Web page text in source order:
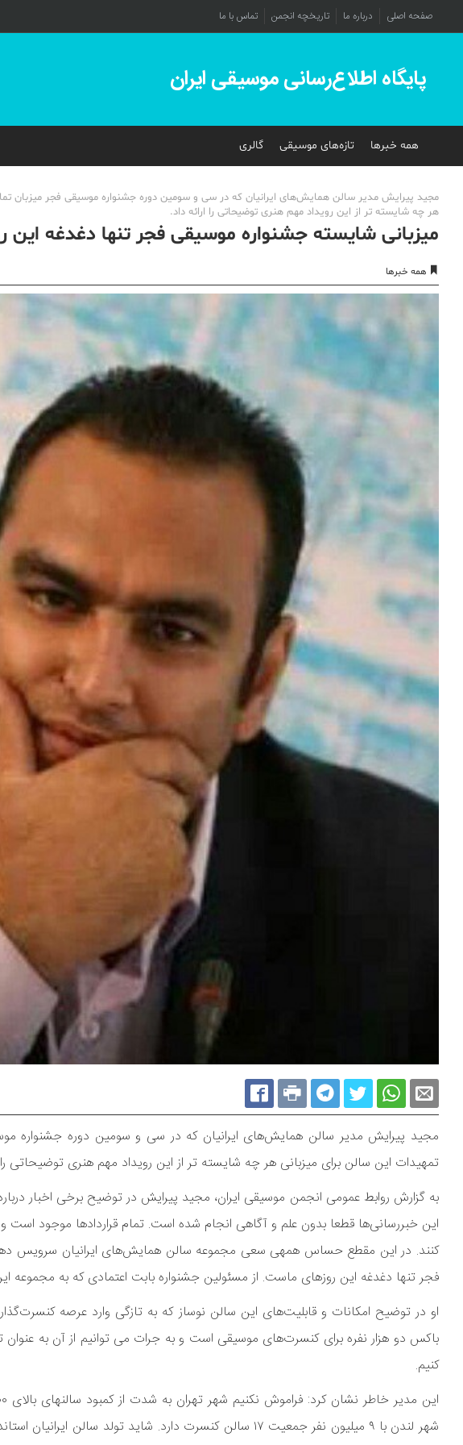
صفحه اصلی درباره ما تاریخچه انجمن تماس با ما
پایگاه اطلاع‌رسانی موسیقی ایران
همه خبرها تازه‌های موسیقی گالری
مجید پیرایش مدیر سالن همایش‌های ایرانیان که در سی و سومین دوره جشنواره موسیقی فجر میزبان
هر چه شایسته تر از این رویداد مهم هنری توضیحاتی را ارائه داد.
میزبانی شایسته جشنواره موسیقی فجر تنها دغدغه
همه خبرها
مجید پیرایش مدیر سالن همایش‌های ایرانیان که در سی و سومین دوره جشنواره
تمهیدات این سالن برای میزبانی هر چه شایسته تر از این رویداد مهم هنری توضیحاتی را
به گزارش روابط عمومی انجمن موسیقی ایران، مجید پیرایش در توضیح برخی اخبار
این خبررسانی‌ها قطعا بدون علم و آگاهی انجام شده است. تمام قراردادها موجود است
کنند. در این مقطع حساس همه­ی سعی مجموعه سالن همایش‌های ایرانیان سرویس
فجر تنها دغدغه این روزهای ماست. از مسئولین جشنواره بابت اعتمادی که به مجموعه
او در توضیح امکانات و قابلیت‌های این سالن نوساز که به تازگی وارد عرصه
باکس دو هزار نفره برای کنسرت‌های موسیقی است و به جرات می توانیم از آن به عنوان
کنیم.
شهر لندن با ۹ میلیون نفر جمعیت ۱۷ سالن کنسرت دارد. شاید